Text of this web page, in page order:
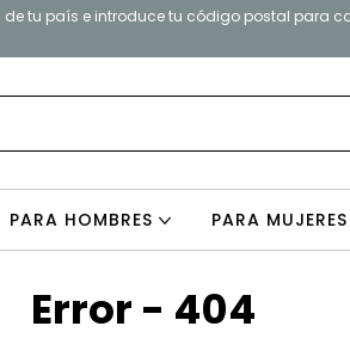
de tu país e introduce tu código postal para
PARA HOMBRES PARA
Error - 404